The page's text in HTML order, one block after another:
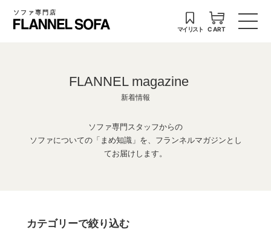
ソファ専門店
マイリスト CART
FLANNEL magazine
新着情報
ソファ専門スタッフからの
ソファについての「まめ知識」を、フランネルマガジンとし
てお届けします。
カテゴリーで絞り込む